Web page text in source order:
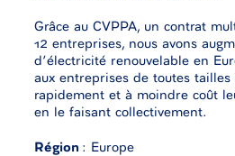
Grâce au CVPPA, un contrat
12 entreprises, nous avons
d’électricité renouvelable en
aux entreprises de toutes
rapidement et à moindre coût
en le faisant collectivement.
Région : Europe